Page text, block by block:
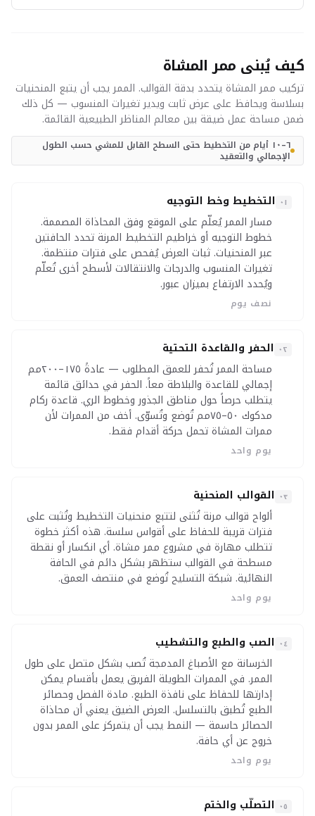
كيف يُبنى ممر المشاة
تركيب ممر المشاة يتحدد بدقة القوالب. الممر يجب أن يتبع المنحنيات
بسلاسة ويحافظ على عرض ثابت ويدير تغيرات المنسوب — كل ذلك
ضمن مساحة عمل ضيقة بين معالم المناظر الطبيعية القائمة.
٦–١٠ أيام من التخطيط حتى السطح القابل للمشي حسب الطول
الإجمالي والتعقيد
٠١ التخطيط وخط التوجيه
مسار الممر يُعلّم على الموقع وفق المحاذاة المصممة.
خطوط التوجيه أو خراطيم التخطيط المرنة تحدد الحافتين
عبر المنحنيات. ثبات العرض يُفحص على فترات منتظمة.
تغيرات المنسوب والدرجات والانتقالات لأسطح أخرى تُعلّم
ويُحدد الارتفاع بميزان عبور.
نصف يوم
٠٢ الحفر والقاعدة التحتية
مساحة الممر تُحفر للعمق المطلوب — عادةً ١٧٥–٢٠٠مم
إجمالي للقاعدة والبلاطة معاً. الحفر في حدائق قائمة
يتطلب حرصاً حول مناطق الجذور وخطوط الري. قاعدة ركام
مدكوك ٥٠–٧٥مم تُوضع وتُسوّى. أخف من الممرات لأن
ممرات المشاة تحمل حركة أقدام فقط.
يوم واحد
٠٣ القوالب المنحنية
ألواح قوالب مرنة تُثنى لتتبع منحنيات التخطيط وتُثبت على
فترات قريبة للحفاظ على أقواس سلسة. هذه أكثر خطوة
تتطلب مهارة في مشروع ممر مشاة. أي انكسار أو نقطة
مسطحة في القوالب ستظهر بشكل دائم في الحافة
النهائية. شبكة التسليح تُوضع في منتصف العمق.
يوم واحد
٠٤ الصب والطبع والتشطيب
الخرسانة مع الأصباغ المدمجة تُصب بشكل متصل على طول
الممر. في الممرات الطويلة الفريق يعمل بأقسام يمكن
إدارتها للحفاظ على نافذة الطبع. مادة الفصل وحصائر
الطبع تُطبق بالتسلسل. العرض الضيق يعني أن محاذاة
الحصائر حاسمة — النمط يجب أن يتمركز على الممر بدون
خروج عن أي حافة.
يوم واحد
٠٥ التصلّب والختم